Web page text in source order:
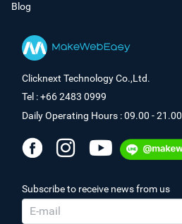
Blog
Clicknext Technology Co.,Ltd.
Tel : +66 2483 0999
Daily Operating Hours : 09.00 - 21.00
Subscribe to receive news from us